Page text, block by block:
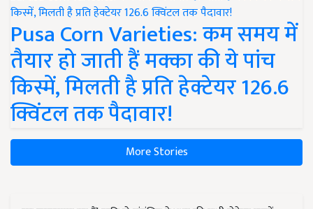
Pusa Corn Varieties: कम समय में
तैयार हो जाती हैं मक्का की ये पांच
किस्में, मिलती है प्रति हेक्टेयर 126.6
क्विंटल तक पैदावार!
More Stories